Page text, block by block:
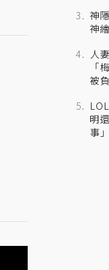
神
神
人
「
被
明
事」